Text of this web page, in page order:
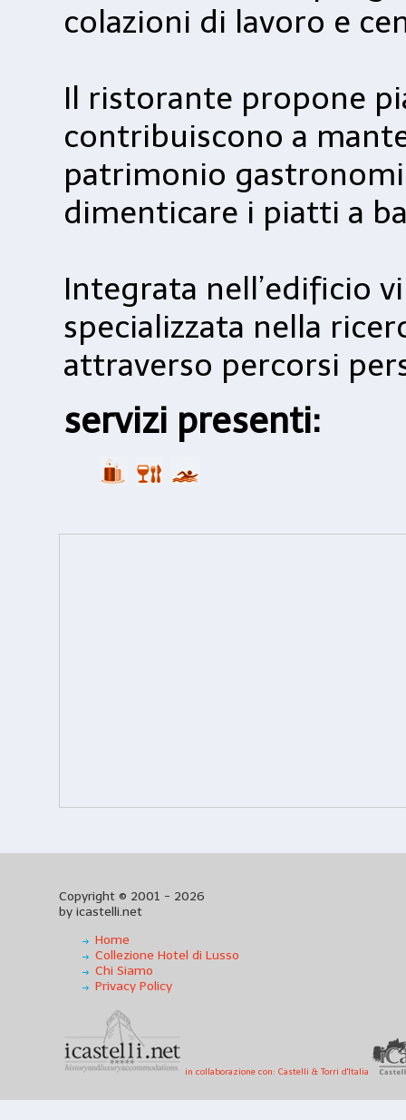
colazioni di lavoro e
Il ristorante propone
contribuiscono a
patrimonio
dimenticare i piatti a
Integrata nell’edificio
specializzata nella
attraverso percorsi
servizi presenti:
Copyright © 2001 - 2026
by icastelli.net
Home
Collezione Hotel di Lusso
Chi Siamo
Privacy Policy
in collaborazione con: Castelli & Torri d'Italia